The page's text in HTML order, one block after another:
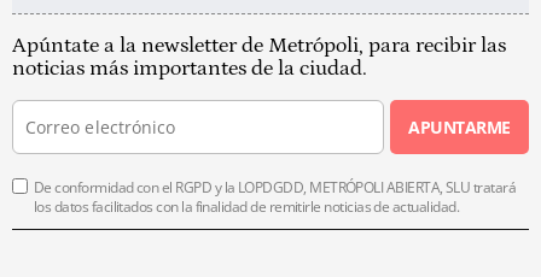
Apúntate a la newsletter de Metrópoli, para recibir las
noticias más importantes de la ciudad.
APUNTARME
De conformidad con el RGPD y la LOPDGDD, METRÓPOLI ABIERTA, SLU tratará
los datos facilitados con la finalidad de remitirle noticias de actualidad.